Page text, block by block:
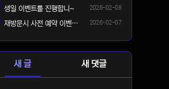
등록일
2026-02-08
생일 이벤트를 진행합니~
등록일
2026-02-07
재방문시 사전 예약 이벤트 !!
새 글 새 댓글